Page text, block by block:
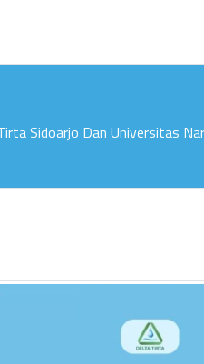
Sidoarjo Dan Universitas